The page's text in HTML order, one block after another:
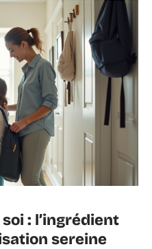
: l’ingrédient
sereine